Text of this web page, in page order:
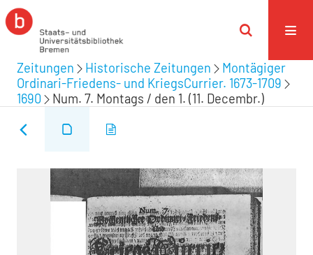
Zeitungen Historische Zeitungen
Montägiger
Ordinari-Friedens- und KriegsCurrier. 1673-1709
1690
Num. 7. Montags / den 1. (11. Decembr.)